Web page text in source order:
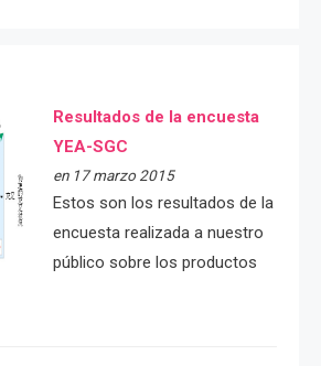
Resultados de la encuesta
YEA-SGC
en 17 marzo 2015
Estos son los resultados de la
encuesta realizada a nuestro
público sobre los productos